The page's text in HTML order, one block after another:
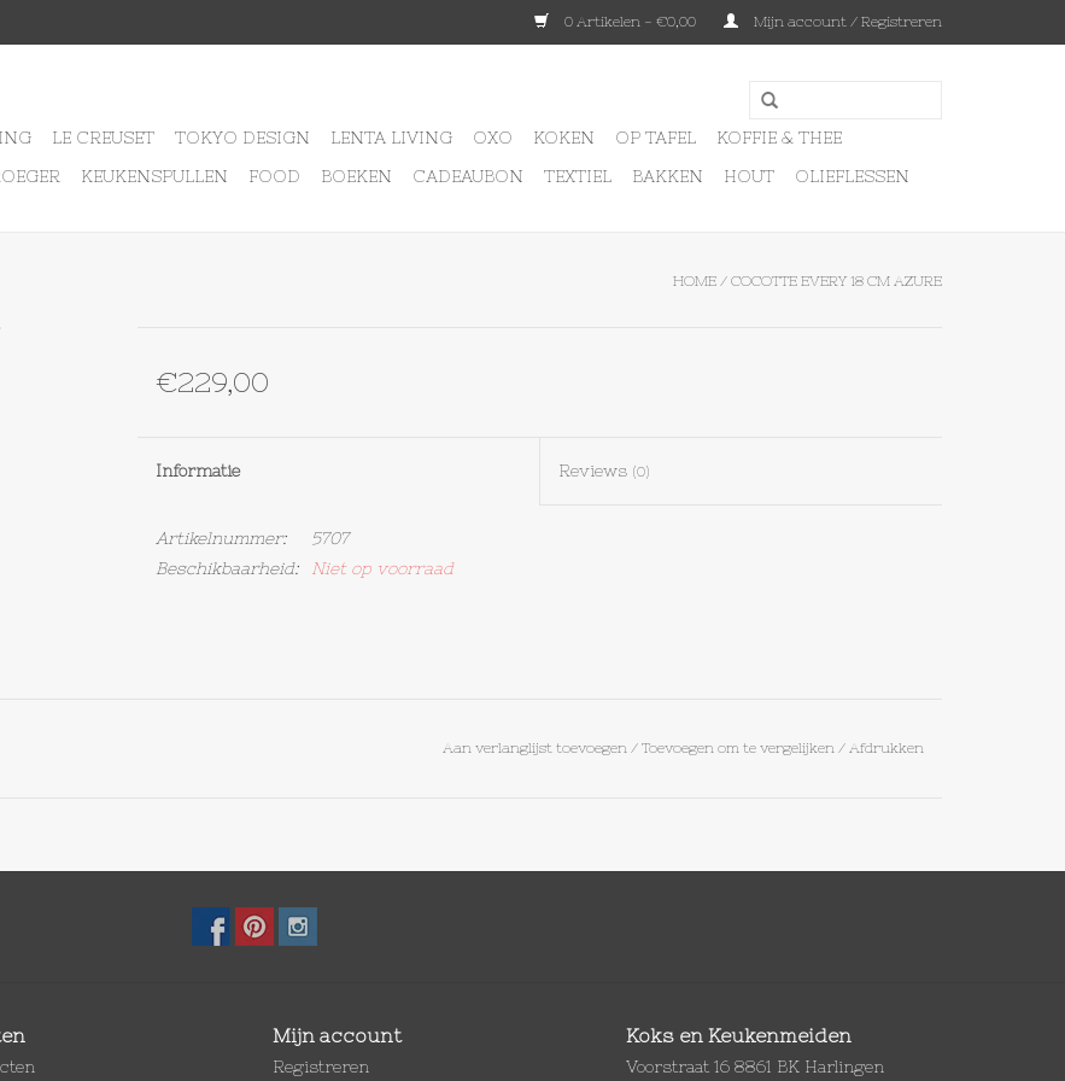
0 Artikelen - €0,00 Mijn account / Registreren
LE CREUSET TOKYO DESIGN LENTA LIVING OXO KOKEN OP TAFEL
KOFFIE & THEE
KEUKENSPULLEN FOOD BOEKEN CADEAUBON TEXTIEL BAKKEN HOUT OLIEFLESSEN
HOME / COCOTTE EVERY 18 CM AZURE
€229,00
Informatie Reviews (0)
Artikelnummer:
5707
Beschikbaarheid:
Niet op voorraad
Aan verlanglijst toevoegen/ Toevoegen om te vergelijken / Afdrukken
Mijn account
Registreren
Koks en Keukenmeiden
Voorstraat 16 8861 BK Harlingen